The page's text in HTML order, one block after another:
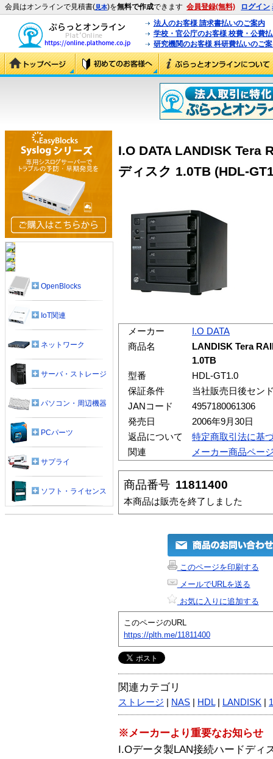
会員はオンラインで見積書(見本)を無料で作成できます 会員登録(無料) ログイン
法人のお客様 請求書払いのご案内
学校・官公庁のお客様 校費・公費
研究機関のお客様 科研費払いのご
I.O DATA LANDISK Tera
ディスク 1.0TB (HDL-
メーカー
I.O DATA
商品名
LANDISK Tera
1.0TB
型番
HDL-GT1.0
保証条件
当社販売日後セン
JANコード
4957180061306
発売日
2006年9月30日
返品について
特定商取引法に基
関連
メーカー商品ペー
商品番号 11811400
本商品は販売を終了しました
このページを印刷する
メールでURLを送る
お気に入りに追加する
このページのURL
https://plth.me/11811400
関連カテゴリ
ストレージ NAS HDL| LANDISK
※メーカーより重要なお知らせ
I.Oデータ製LAN接続ハードディ
OpenBlocks
IoT関連
ネットワーク
サーバ・ストレージ
パソコン・周辺機器
PCパーツ
サプライ
ソフト・ライセンス